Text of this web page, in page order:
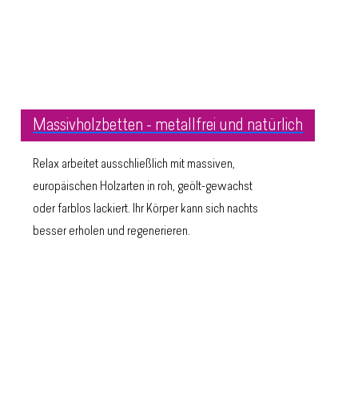
Massivholzbetten - metallfrei und natürlich
Relax arbeitet ausschließlich mit massiven,
europäischen Holzarten in roh, geölt-gewachst
oder farblos lackiert. Ihr Körper kann sich nachts
besser erholen und regenerieren.